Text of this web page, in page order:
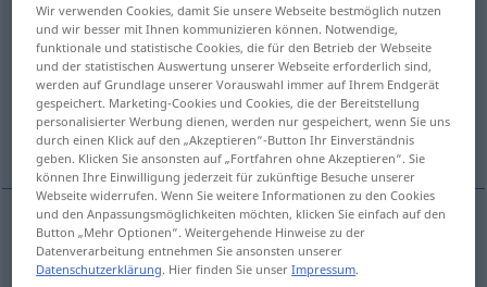
aufrufen
Übersicht aller Übersetzungen
(Für mehr Details die Übersetzung anklicken/antippen)
呼びかける
呼びかける[yobikakeru] aufrufen
Wir verwenden Cookies, damit Sie unsere Webseite bestmöglich nutzen
und wir besser mit Ihnen kommunizieren können. Notwendige,
funktionale und statistische Cookies, die für den Betrieb der Webseite
und der statistischen Auswertung unserer Webseite erforderlich sind,
werden auf Grundlage unserer Vorauswahl immer auf Ihrem Endgerät
gespeichert. Marketing-Cookies und Cookies, die der Bereitstellung
personalisierter Werbung dienen, werden nur gespeichert, wenn Sie uns
durch einen Klick auf den „Akzeptieren“-Button Ihr Einverständnis
geben. Klicken Sie ansonsten auf „Fortfahren ohne Akzeptieren“. Sie
können Ihre Einwilligung jederzeit für zukünftige Besuche unserer
Webseite widerrufen. Wenn Sie weitere Informationen zu den Cookies
und den Anpassungsmöglichkeiten möchten, klicken Sie einfach auf den
Button „Mehr Optionen“. Weitergehende Hinweise zu der
Datenverarbeitung entnehmen Sie ansonsten unserer
Datenschutzerklärung. Hier finden Sie unserImpressum.